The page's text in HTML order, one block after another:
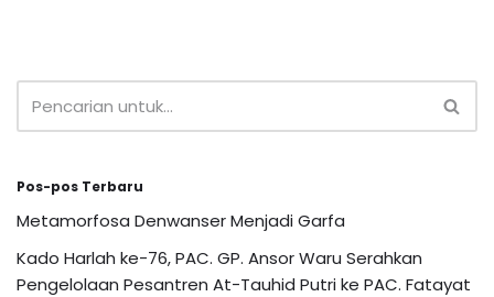
Pos-pos Terbaru
Metamorfosa Denwanser Menjadi Garfa
Kado Harlah ke-76, PAC. GP. Ansor Waru Serahkan
Pengelolaan Pesantren At-Tauhid Putri ke PAC. Fatayat